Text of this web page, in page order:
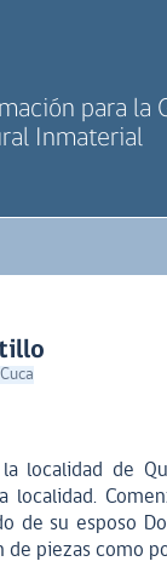
para la
Inmaterial
localidad de
localidad.
de su esposo
de piezas como